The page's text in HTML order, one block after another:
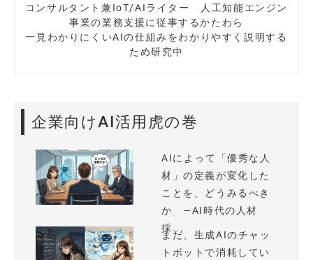
コンサルタント兼IoT/AIライター 人工知能エンジン
事業の業務支援に従事するかたわら
一見わかりにくいAIの仕組みをわかりやすく説明する
ため研究中
企業向けAI活用虎の巻
AIによって「優秀な人
材」の定義が変化した
ことを、どうみるべき
か —AI時代の人材
採...
まだ、生成AIのチャッ
トボットで消耗してい